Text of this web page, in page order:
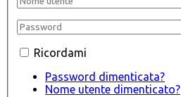
Ricordami
Password dimenticata?
Nome utente dimenticato?